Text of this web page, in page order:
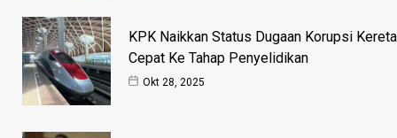
KPK Naikkan Status Dugaan Korupsi Kereta
Cepat Ke Tahap Penyelidikan
Okt 28, 2025